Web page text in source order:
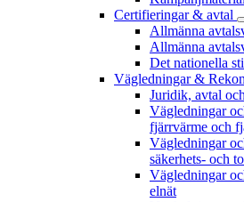
Certifieringar & avtal
Allmänna
Allmänna
Det nationella
Vägledningar &
Juridik, avtal
Vägledningar
fjärrvärme och
Vägledningar
säkerhets- och
Vägledningar
elnät